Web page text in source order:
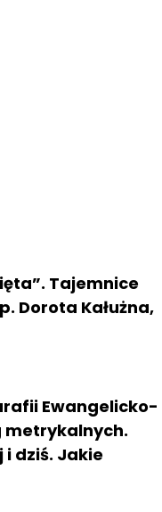
Tajemnice
Dorota Kałużna,
Ewangelicko-
metrykalnych.
i dziś. Jakie